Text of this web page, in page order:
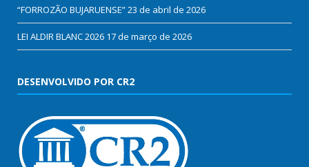
“FORROZÃO BUJARUENSE”23 de abril de 2026
LEI ALDIR BLANC 2026 17 de março de 2026
DESENVOLVIDO POR CR2